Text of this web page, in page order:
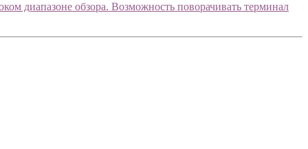
диапазоне обзора. Возможность поворачивать терминал